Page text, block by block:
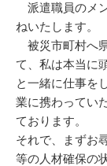
派遣職員のメ
ねいたします。
被災市町村へ
て、私は本当に
と一緒に仕事を
業に携わってい
ております。
それで、まずお
等の人材確保の